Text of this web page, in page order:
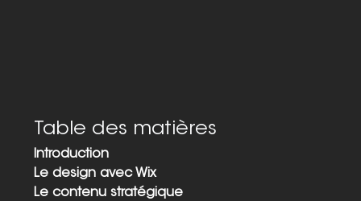
Table des matières
Introduction
Le design avec Wix
Le contenu stratégique